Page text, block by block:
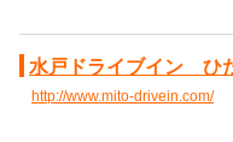
水戸ドライブイン ひ
http://www.mito-drivein.com/